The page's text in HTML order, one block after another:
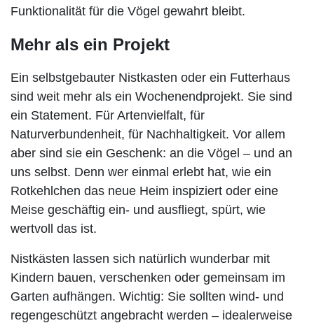
Funktionalität für die Vögel gewahrt bleibt.
Mehr als ein Projekt
Ein selbstgebauter Nistkasten oder ein Futterhaus
sind weit mehr als ein Wochenendprojekt. Sie sind
ein Statement. Für Artenvielfalt, für
Naturverbundenheit, für Nachhaltigkeit. Vor allem
aber sind sie ein Geschenk: an die Vögel – und an
uns selbst. Denn wer einmal erlebt hat, wie ein
Rotkehlchen das neue Heim inspiziert oder eine
Meise geschäftig ein- und ausfliegt, spürt, wie
wertvoll das ist.
Nistkästen lassen sich natürlich wunderbar mit
Kindern bauen, verschenken oder gemeinsam im
Garten aufhängen. Wichtig: Sie sollten wind- und
regengeschützt angebracht werden – idealerweise